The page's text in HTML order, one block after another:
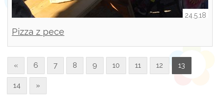
24.5.18
Pizza z pece
« 6 7 8 9 10 11 12 13
14 »